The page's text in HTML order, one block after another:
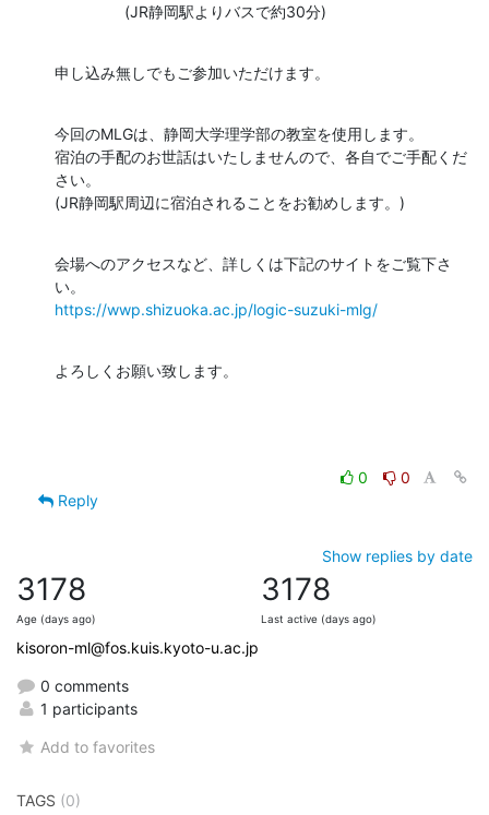
(JR静岡駅よりバスで約30分)
申し込み無しでもご参加いただけます。
今回のMLGは、静岡大学理学部の教室を使用します。
宿泊の手配のお世話はいたしませんので、各自でご手配くだ
さい。
(JR静岡駅周辺に宿泊されることをお勧めします。)
会場へのアクセスなど、詳しくは下記のサイトをご覧下さ
https://wwp.shizuoka.ac.jp/logic-suzuki-mlg/
よろしくお願い致します。
0
0
Reply
Show replies by date
3178
Age (days ago)
3178
Last active (days ago)
kisoron-ml@fos.kuis.kyoto-u.ac.jp
0 comments
1 participants
Add to favorites
TAGS (0)